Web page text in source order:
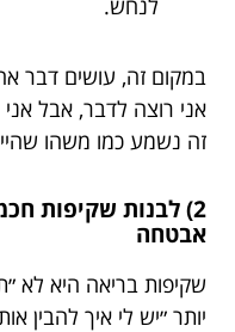
לנחש.
במקום זה, עושים דבר
אני רוצה לדבר, אבל
זה נשמע כמו משהו
2) לבנות שקיפות
אבטחה
שקיפות בריאה היא לא
יותר ״יש לי איך להבין